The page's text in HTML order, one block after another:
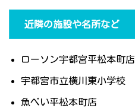
近隣の施設や名所など
ローソン宇都宮平松本町店
宇都宮市立横川東小学校
魚べい平松本町店